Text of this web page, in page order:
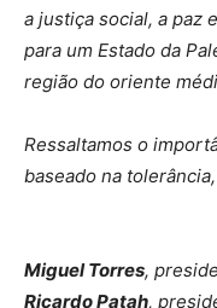
a justiça social, a paz
para um Estado da
região do oriente
Ressaltamos o
baseado na
Miguel Torres,
Ricardo Patah,